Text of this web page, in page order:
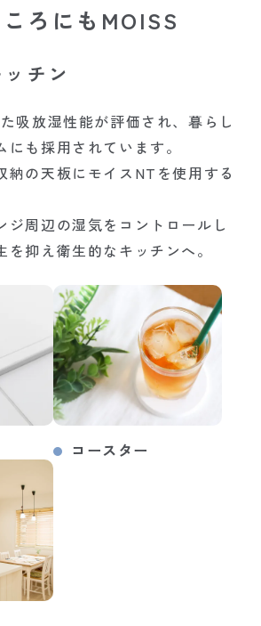
ろにもMOISS
チン
吸放湿性能が評価され、暮らし
も採用されています。
納の天板にモイスNTを使用する
ジ周辺の湿気をコントロールし
抑え衛生的なキッチンへ。
コースター